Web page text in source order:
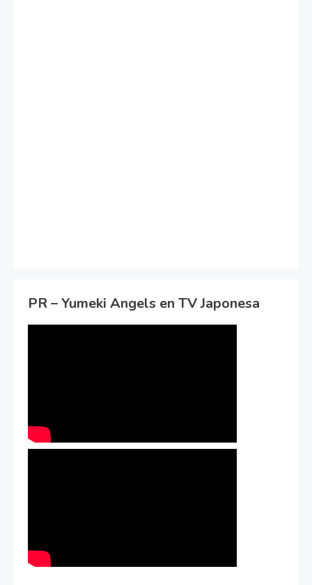
PR – Yumeki Angels en TV Japonesa